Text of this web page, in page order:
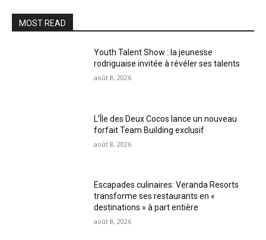
MOST READ
Youth Talent Show : la jeunesse
rodriguaise invitée à révéler ses talents
août 8, 2026
L’Île des Deux Cocos lance un nouveau
forfait Team Building exclusif
août 8, 2026
Escapades culinaires: Veranda Resorts
transforme ses restaurants en «
destinations » à part entière
août 8, 2026